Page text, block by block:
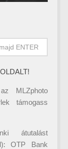
MLZphoto
támogass
átutalást
OTP Bank